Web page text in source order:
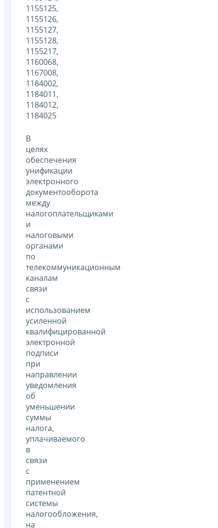
1155125,
1155126,
1155127,
1155128,
1155217,
1160068,
1167008,
1184002,
1184011,
1184012,
1184025
В
целях
обеспечения
унификации
электронного
документооборота
между
налогоплательщиками
и
налоговыми
органами
по
телекоммуникационным
каналам
связи
с
использованием
усиленной
квалифицированной
электронной
подписи
при
направлении
уведомления
об
уменьшении
суммы
налога,
уплачиваемого
в
связи
с
применением
патентной
системы
налогообложения,
на